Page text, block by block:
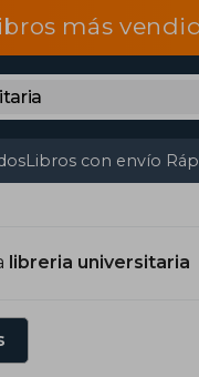
más
Libros con envío
libreria universitaria